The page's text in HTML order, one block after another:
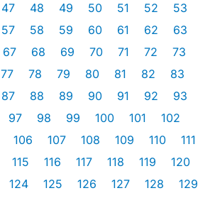
47 48 49 50 51 52
53
57 58 59 60 61 62
63
67 68 69 70 71 72
73
77 78 79 80 81 82
83
87 88 89 90 91 92
93
97 98 99 100 101
102
106 107 108 109 110
111
115 116 117 118 119
120
124 125 126 127 128
129